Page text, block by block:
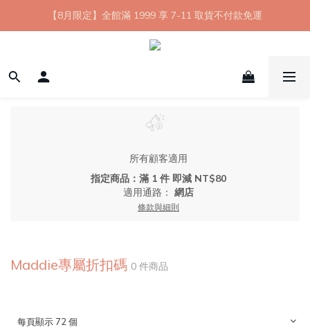
【8月限定】全館滿 1999 享 7-11 取貨不付款免運
【8月限定】全館滿 1999 享 7-11 取貨不付款免運
七夕情人節💘任選 A+B 限時優惠 $1314 元
新會員首購 7-11 店到店免運 點我成為HYPHY Girl
所有顧客適用
指定商品：滿 1 件 即減 NT$80
適用通路： 網店
條款與細則
Maddie專屬折扣碼 0 件商品
每頁顯示 72 個